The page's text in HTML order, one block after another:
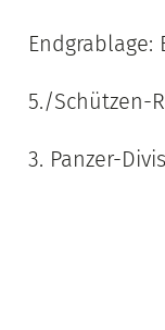
Endgrablage:
5./Schützen-
3. Panzer-